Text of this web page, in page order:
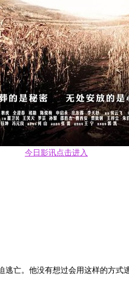
今日影讯点击进入
。他没有想过会用这样的方式